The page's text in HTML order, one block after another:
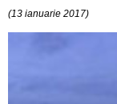
(13 ianuarie 2017)